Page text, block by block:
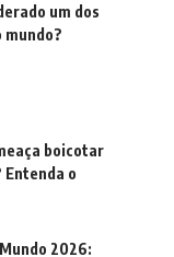
um dos
mundo?
boicotar
Entenda o
2026: